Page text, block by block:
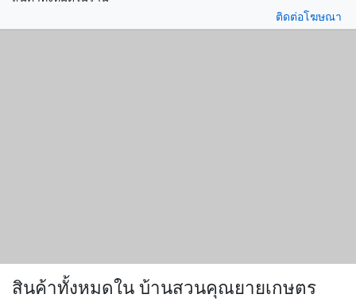
ติดต่อโฆษณา
สินค้าทั้งหมดใน บ้านสวนคุณยายเกษตร